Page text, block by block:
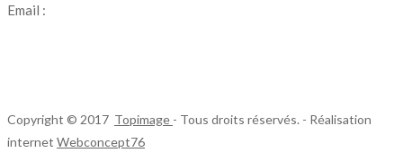
Email :
Copyright © 2017 Topimage - Tous droits réservés. - Réalisation
internet Webconcept76